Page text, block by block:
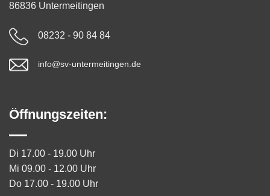
86836 Untermeitingen
08232 - 90 84 84
info@sv-untermeitingen.de
Öffnungszeiten:
Di 17.00 - 19.00 Uhr
Mi 09.00 - 12.00 Uhr
Do 17.00 - 19.00 Uhr